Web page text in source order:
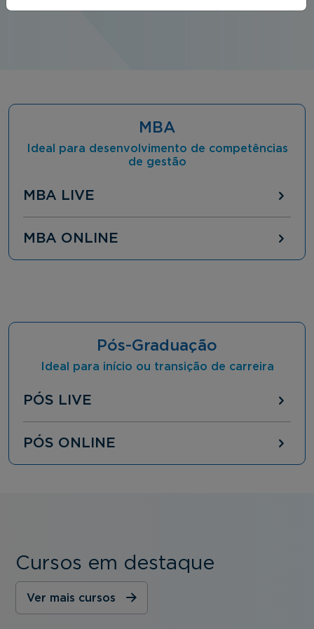
MBA
Ideal para desenvolvimento de competências
de gestão
MBA LIVE
MBA ONLINE
Pós-Graduação
Ideal para início ou transição de carreira
PÓS LIVE
PÓS ONLINE
Cursos em destaque
Ver mais cursos